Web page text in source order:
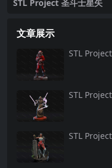
STL Project 圣斗士星矢
文章展示
STL
STL
STL